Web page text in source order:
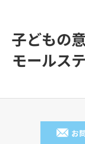
子どもの
モールス
スモールステ
スモールステお